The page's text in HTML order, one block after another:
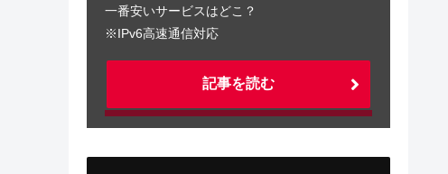
一番安いサービスはどこ？
※IPv6高速通信対応
記事を読む